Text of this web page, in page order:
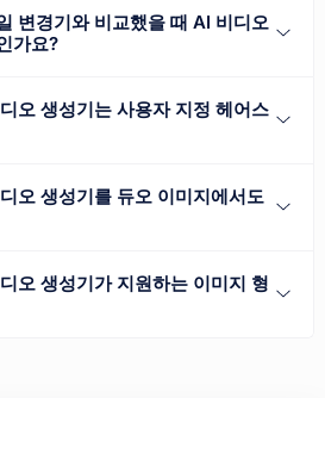
변경기와 비교했을 때 AI 비디오
가요?
오 생성기는 사용자 지정 헤어스
오 생성기를 듀오 이미지에서도
오 생성기가 지원하는 이미지 형